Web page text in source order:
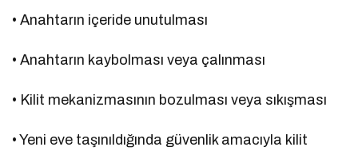
• Anahtarın içeride unutulması
• Anahtarın kaybolması veya çalınması
• Kilit mekanizmasının bozulması veya sıkışması
• Yeni eve taşınıldığında güvenlik amacıyla kilit